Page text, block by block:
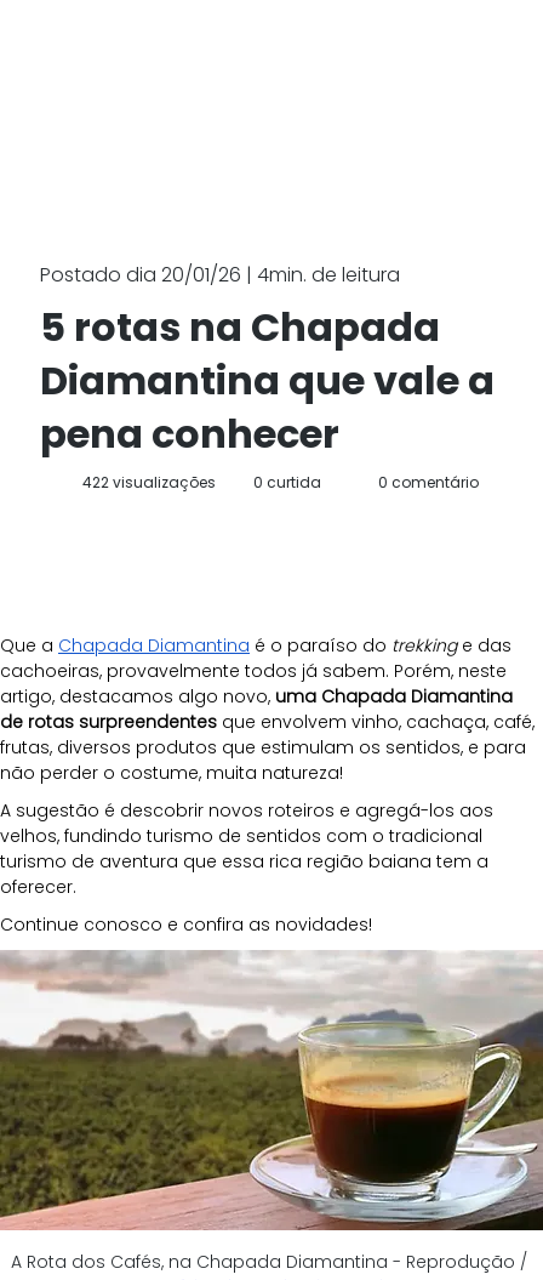
Postado dia 20/01/26 | 4min. de leitura
5 rotas na Chapada
Diamantina que vale a
pena conhecer
0 comentário
0 curtida
422 visualizações
Que a Chapada Diamantina é o paraíso do trekking e das
cachoeiras, provavelmente todos já sabem. Porém, neste
artigo, destacamos algo novo, uma Chapada Diamantina
de rotas surpreendentes que envolvem vinho, cachaça, café,
frutas, diversos produtos que estimulam os sentidos, e para
não perder o costume, muita natureza!
A sugestão é descobrir novos roteiros e agregá-los aos
velhos, fundindo turismo de sentidos com o tradicional
turismo de aventura que essa rica região baiana tem a
oferecer.
Continue conosco e confira as novidades!
A Rota dos Cafés, na Chapada Diamantina - Reprodução /